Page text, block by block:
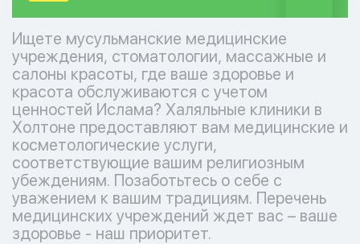
Ищете мусульманские медицинские
учреждения, стоматологии, массажные и
салоны красоты, где ваше здоровье и
красота обслуживаются с учетом
ценностей Ислама? Халяльные клиники в
Холтоне предоставляют вам медицинские и
косметологические услуги,
соответствующие вашим религиозным
убеждениям. Позаботьтесь о себе с
уважением к вашим традициям. Перечень
медицинских учреждений ждет вас – ваше
здоровье - наш приоритет.